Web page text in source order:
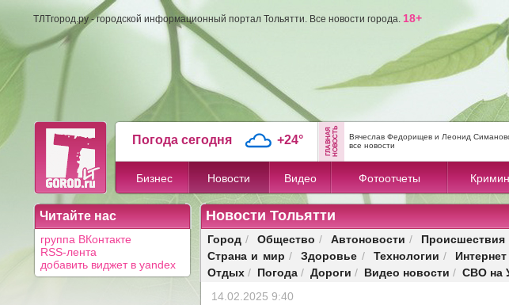
ТЛТгород.ру - городской информационный портал Тольятти. Все новости города. 18+
Погода сегодня +24°
Вячеслав Федорищев и Леонид
все новости
Бизнес Новости Видео Фотоотчеты
Читайте нас
группа ВКонтакте
RSS-лента
добавить виджет в yandex
Новости Тольятти
Город / Общество / Автоновости / Происшествия
Страна и мир / Здоровье / Технологии / Интернет
Отдых / Погода / Дороги / Видео новости / СВО на
14.02.2025 9:40